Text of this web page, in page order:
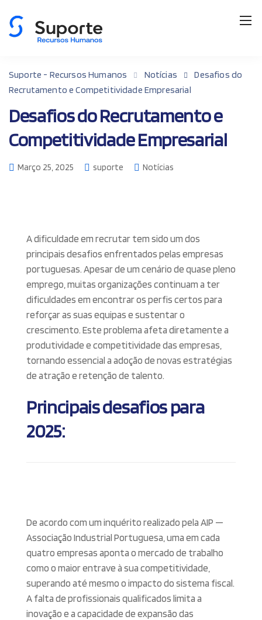
Suporte - Recursos Humanos Notícias
Desafios do
Recrutamento e Competitividade Empresarial
Desafios do Recrutamento e
Competitividade Empresarial
Março 25, 2025 suporte Notícias
A dificuldade em recrutar tem sido um dos
principais desafios enfrentados pelas empresas
portuguesas. Apesar de um cenário de quase pleno
emprego, muitas organizações continuam a ter
dificuldades em encontrar os perfis certos para
reforçar as suas equipas e sustentar o
crescimento. Este problema afeta diretamente a
produtividade e competitividade das empresas,
tornando essencial a adoção de novas estratégias
de atração e retenção de talento.
Principais desafios para
2025:
De acordo com um inquérito realizado pela AIP —
Associação Industrial Portuguesa, uma em cada
quatro empresas aponta o mercado de trabalho
como o maior entrave à sua competitividade,
superando até mesmo o impacto do sistema fiscal.
A falta de profissionais qualificados limita a
inovação e a capacidade de expansão das